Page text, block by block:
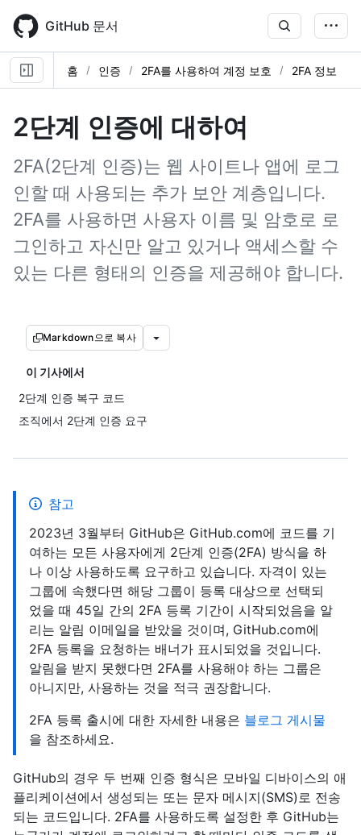
main
content
GitHub 문서
홈 인증 2FA를 사용하여 계정 보호 2FA 정보
2단계 인증에 대하여
2FA(2단계 인증)는 웹 사이트나 앱에 로그
인할 때 사용되는 추가 보안 계층입니다.
2FA를 사용하면 사용자 이름 및 암호로 로
그인하고 자신만 알고 있거나 액세스할 수
있는 다른 형태의 인증을 제공해야 합니다.
Markdown으로 복사
이 기사에서
2단계 인증 복구 코드
조직에서 2단계 인증 요구
참고
2023년 3월부터 GitHub은 GitHub.com에 코드를 기
여하는 모든 사용자에게 2단계 인증(2FA) 방식을 하
나 이상 사용하도록 요구하고 있습니다. 자격이 있는
그룹에 속했다면 해당 그룹이 등록 대상으로 선택되
었을 때 45일 간의 2FA 등록 기간이 시작되었음을 알
리는 알림 이메일을 받았을 것이며, GitHub.com에
2FA 등록을 요청하는 배너가 표시되었을 것입니다.
알림을 받지 못했다면 2FA를 사용해야 하는 그룹은
아니지만, 사용하는 것을 적극 권장합니다.
2FA 등록 출시에 대한 자세한 내용은 블로그 게시물
을 참조하세요.
GitHub의 경우 두 번째 인증 형식은 모바일 디바이스의 애
플리케이션에서 생성되는 또는 문자 메시지(SMS)로 전송
되는 코드입니다. 2FA를 사용하도록 설정한 후 GitHub는